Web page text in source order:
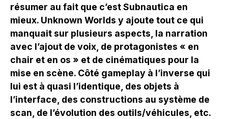
résumer au fait que c’est Subnautica en
mieux. Unknown Worlds y ajoute tout ce qui
manquait sur plusieurs aspects, la narration
avec l’ajout de voix, de protagonistes « en
chair et en os » et de cinématiques pour la
mise en scène. Côté gameplay à l’inverse qui
lui est à quasi l’identique, des objets à
l’interface, des constructions au système de
scan, de l’évolution des outils/véhicules, etc.